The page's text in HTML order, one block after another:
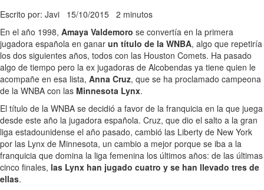
Escrito por: Javi 15/10/2015 2 minutos
En el año 1998, Amaya Valdemoro se convertía en la primera
jugadora española en ganar un título de la WNBA, algo que repetiría
los dos siguientes años, todos con las Houston Comets. Ha pasado
algo de tiempo pero la ex jugadoras de Alcobendas ya tiene quien le
acompañe en esa lista, Anna Cruz, que se ha proclamado campeona
de la WNBA con las Minnesota Lynx.
El título de la WNBA se decidió a favor de la franquicia en la que juega
desde este año la jugadora española. Cruz, que dio el salto a la gran
liga estadounidense el año pasado, cambió las Liberty de New York
por las Lynx de Minnesota, un cambio a mejor porque se iba a la
franquicia que domina la liga femenina los últimos años: de las últimas
cinco finales, las Lynx han jugado cuatro y se han llevado tres de
ellas.